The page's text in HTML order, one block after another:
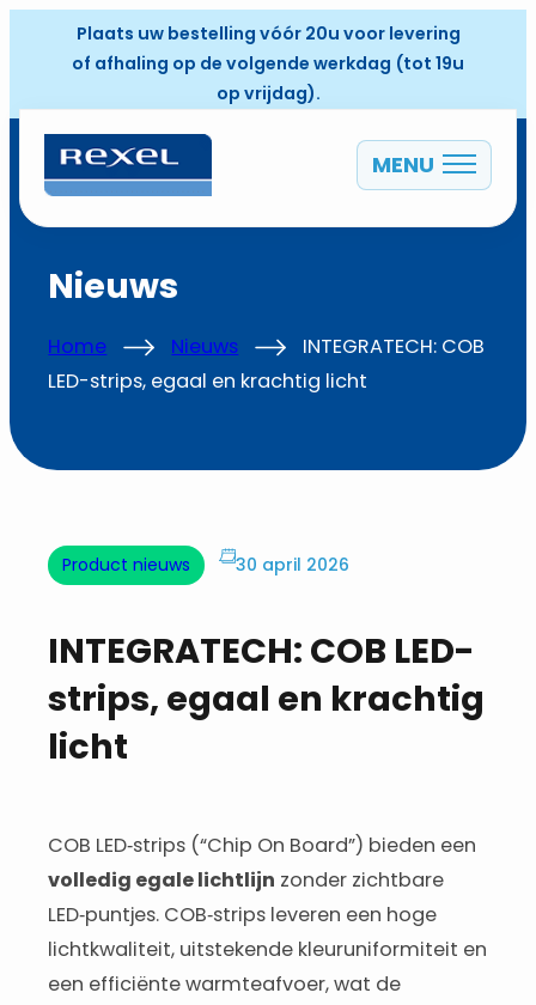
Plaats uw bestelling vóór 20u voor levering
of afhaling op de volgende werkdag (tot 19u
op vrijdag).
NL
MENU
Nieuws
Home Nieuws
INTEGRATECH: COB
LED-strips, egaal en krachtig licht
Product nieuws 30 april 2026
INTEGRATECH: COB LED-
strips, egaal en krachtig
licht
COB LED‑strips (“Chip On Board”) bieden een
volledig egale lichtlijn zonder zichtbare
LED‑puntjes. COB‑strips leveren een hoge
lichtkwaliteit, uitstekende kleuruniformiteit en
een efficiënte warmteafvoer, wat de